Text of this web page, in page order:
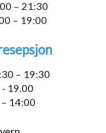
– 21:30
– 19:00
– 19:30
19.00
14:00